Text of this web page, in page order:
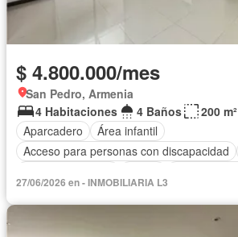
$ 4.800.000/mes
San Pedro, Armenia
4 Habitaciones
4 Baños
200 m²
Aparcadero
Área infantil
Acceso para personas con discapacidad
Sauna
Seguridad privada
27/06/2026 en - INMOBILIARIA L3